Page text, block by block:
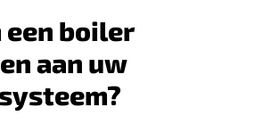
een boiler
aan uw